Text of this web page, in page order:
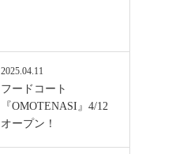
2025.04.11
フードコート
『OMOTENASI』4/12
オープン！